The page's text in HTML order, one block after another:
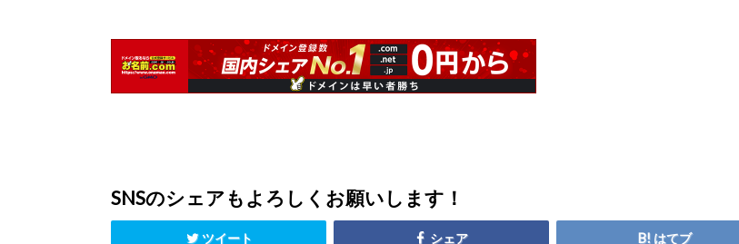
SNSのシェアもよろしくお願いします！
ツイート シェア はてブ